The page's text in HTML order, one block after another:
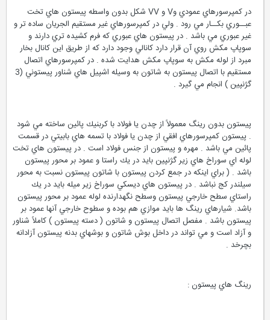
در كمپرسورهاي عمودي وV و VV شكل بدون واسطه پيستون هاي تخت
عبــوري بكــار مي رود . ولي در كمپرسورهاي غير مستقيم الجريان ساده تر و
غير عبوري مي باشد . در پيستون هاي عبوري كه فرم كشيده تري دارند و
سوپاپ مكش روي آن قرار دارد كانالي وجود دارد كه از طريق اين كانال بخار
مبرد از لوله مكش به سوپاپ مكش هدايت شده . در كمپرسورهاي اتصال
مستقيم با اتصال پيستون به شاتون به وسيله اشپيل هاي شناور پيستوني (3
گژنپين ) انجام مي گيرد .
پيستون بدون رينگ معمولاً از چدن يا فولاد با كربنيك پائين ساخته مي شود
. پيستون كمپرسورهاي افقي از چدن يا فولاد با تسمه هاي بابيتي در قسمت
پائين مي باشد . مهره و پيستون از جنس فولاد است . در پيستون هاي تخت
لوله اي سوراخ هاي زير گژنپين بايد در يك راستا و عمود بر محور پيستون
باشد . ( براي اينكه در جمع كردن پيستون با شاتون پيستون نسبت به محور
سيلندر كج نباشد . در پيستون هاي ديسكي سوراخ زير ميله بايد در يك
راستاي سطح خارجي پيستون وسطح نگهدارنده لوله عمود بر محور پيستون
باشد. شيارهاي رينگ ها بايد موازي هم بوده و سطوح خارجي آنها عمود بر
پيستون باشد . مفصل اتصال پيستون و شاتون ( دسته پيستون ) كاملاً شناور
و آزاد است و مي تواند در داخل بوش شاتون و بوشهاي بدنه پيستون آزادانه
بچرخد .
رينگ هاي پيستون :